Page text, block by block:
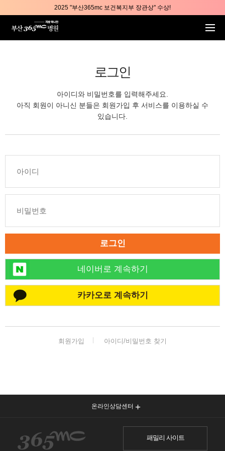
2025 "부산365mc 보건복지부 장관상" 수상!
부산365mc병원, 8/15(토) 광복절 정상진료
로그인
아이디와 비밀번호를 입력해주세요.
아직 회원이 아니신 분들은 회원가입 후 서비스를 이용하실 수
있습니다.
로그인
네이버로 계속하기
카카오로 계속하기
회원가입 아이디/비밀번호 찾기
온라인상담센터
패밀리 사이트